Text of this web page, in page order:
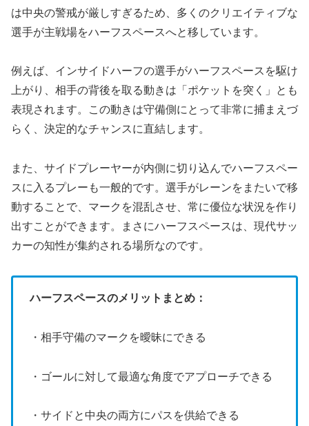
は中央の警戒が厳しすぎるため、多くのクリエイティブな
選手が主戦場をハーフスペースへと移しています。
例えば、インサイドハーフの選手がハーフスペースを駆け
上がり、相手の背後を取る動きは「ポケットを突く」とも
表現されます。この動きは守備側にとって非常に捕まえづ
らく、決定的なチャンスに直結します。
また、サイドプレーヤーが内側に切り込んでハーフスペー
スに入るプレーも一般的です。選手がレーンをまたいで移
動することで、マークを混乱させ、常に優位な状況を作り
出すことができます。まさにハーフスペースは、現代サッ
カーの知性が集約される場所なのです。
ハーフスペースのメリットまとめ：
・相手守備のマークを曖昧にできる
・ゴールに対して最適な角度でアプローチできる
・サイドと中央の両方にパスを供給できる